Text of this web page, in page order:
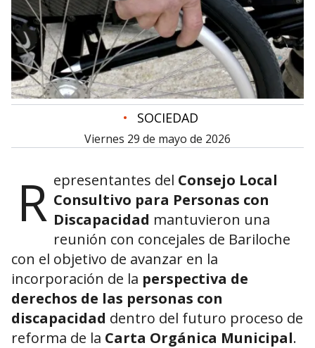
• SOCIEDAD
viernes 29 de mayo de 2026
R epresentantes del Consejo Local
Consultivo para Personas con
Discapacidad mantuvieron una
reunión con concejales de Bariloche
con el objetivo de avanzar en la
incorporación de la perspectiva de
derechos de las personas con
discapacidad dentro del futuro proceso de
reforma de la Carta Orgánica Municipal.